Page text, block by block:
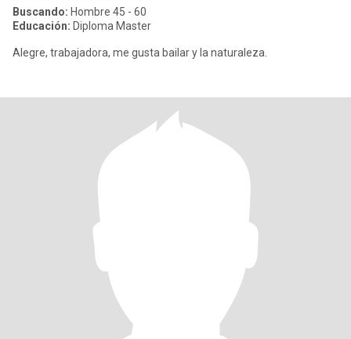
Buscando: Hombre 45 - 60
Educación: Diploma Master
Alegre, trabajadora, me gusta bailar y la naturaleza.